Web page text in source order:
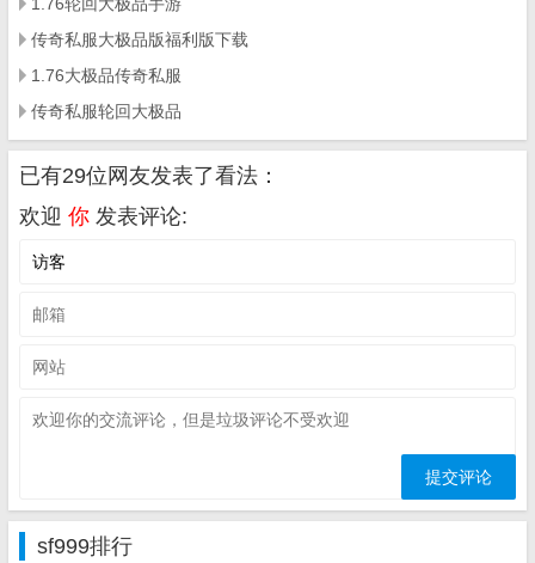
传奇私服大极品版福利版下载
1.76大极品传奇私服
传奇私服轮回大极品
已有29位网友发表了看法：
欢迎 你 发表评论:
sf999排行